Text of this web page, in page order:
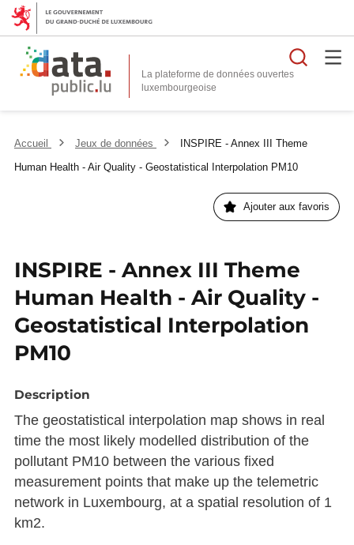
La plateforme de données ouvertes
Accueil Jeux de données
INSPIRE - Annex III Theme
Human Health - Air Quality - Geostatistical Interpolation PM10
Ajouter aux favoris
INSPIRE - Annex III Theme
Human Health - Air Quality -
Geostatistical Interpolation
PM10
Description
The geostatistical interpolation map shows in real
time the most likely modelled distribution of the
pollutant PM10 between the various fixed
measurement points that make up the telemetric
network in Luxembourg, at a spatial resolution of 1
km2.